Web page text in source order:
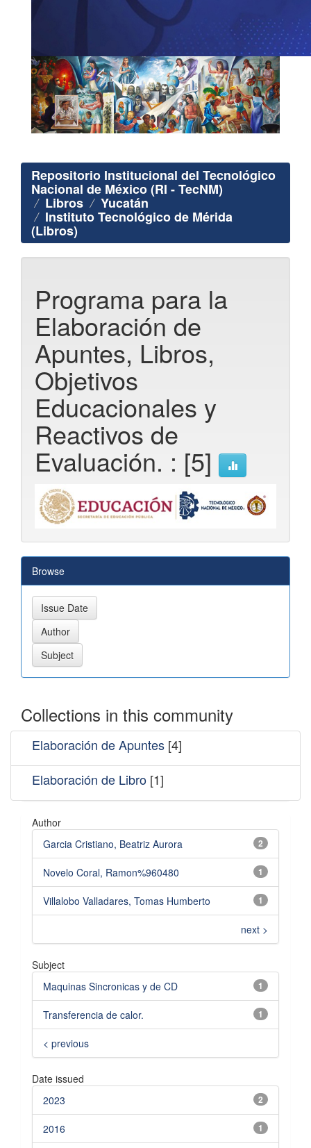
Repositorio Institucional del Tecnológico
Nacional de México (RI - TecNM)
Libros Yucatán
Instituto Tecnológico de Mérida
(Libros)
Programa para la
Elaboración de
Apuntes, Libros,
Objetivos
Educacionales y
Reactivos de
Evaluación. : [5]
Browse
Collections in this community
Elaboración de Apuntes [4]
Elaboración de Libro [1]
Author
2
Garcia Cristiano, Beatriz Aurora
1
Novelo Coral, Ramon%960480
1
Villalobo Valladares, Tomas Humberto
next >
Subject
1
Maquinas Sincronicas y de CD
1
Transferencia de calor.
< previous
Date issued
2
2023
1
2016